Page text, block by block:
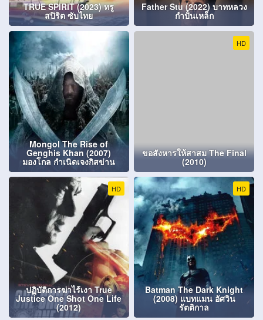
TRUE SPIRIT (2023) ทรู
สปิริต ซับไทย
Father Stu (2022) บาทหลวง
กำปั้นเหล็ก
Mongol The Rise of
Genghis Khan (2007)
มองโกล กำเนิดเจงกิสข่าน
HD
ขอสังหารให้สาสม The Final
(2010)
HD
ปฏิบัติการฆ่าไร้เงา True
Justice One Shot One Life
(2012)
HD
Batman The Dark Knight
(2008) แบทแมน อัศวิน
รัตติกาล